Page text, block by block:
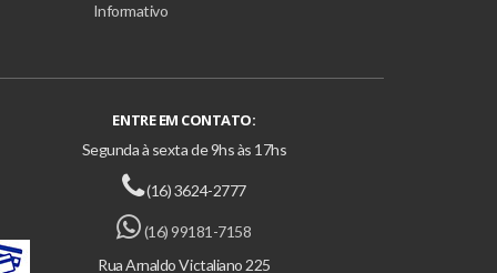
Informativo
ENTRE EM CONTATO:
Segunda à sexta de 9hs às 17hs
(16) 3624-2777
(16) 99181-7158
Rua Arnaldo Victaliano 225